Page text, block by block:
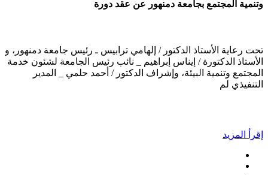
وتنمية المجتمع بجامعة دمنهور عن عقد دورة
تحت رعاية الأستاذ الدكتور / إلهامي ترابيس ـ رئيس جامعة دمنهور، و
الأستاذ الدكتورة / إيناس إبراهيم _ نائب رئيس الجامعة لشئون خدمة
المجتمع وتنمية البيئة، وإشراف الدكتور / أحمد حلمي _ المدير
التنفيذي لم
إقرأ المزيد